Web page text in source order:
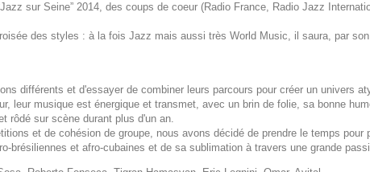
sur Seine” 2014, des coups de coeur (Radio France, Radio Jazz
des styles : à la fois Jazz mais aussi très World Music, il saura, par
différents et d'essayer de combiner leurs parcours pour créer un univers
leur musique est énergique et transmet, avec un brin de folie, sa bonne
rôdé sur scène durant plus d'un an.
et de cohésion de groupe, nous avons décidé de prendre le temps pour
brésiliennes et afro-cubaines et de sa sublimation à travers une grande